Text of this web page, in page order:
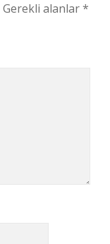
Gerekli alanlar*